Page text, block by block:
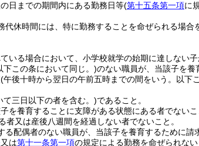
日までの期間内にある勤務日等(第十五条第一項に
休時間には、特に勤務することを命ぜられる場合
いる場合において、小学校就学の始期に達しない子
この条において同じ。)のない職員が、当該子を養
(午後十時から翌日の午前五時までの間をいう。以下
三日以下の者を含む。)であること。
を養育することに支障がある状態にある者でないこ
者又は産後八週間を経過しない者でないこと。
る配偶者のない職員が、当該子を養育するために請
又は第十一条第一項の規定による勤務を命ぜられない